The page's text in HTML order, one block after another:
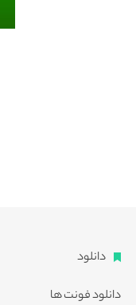
دانلود
دانلود فونت ها